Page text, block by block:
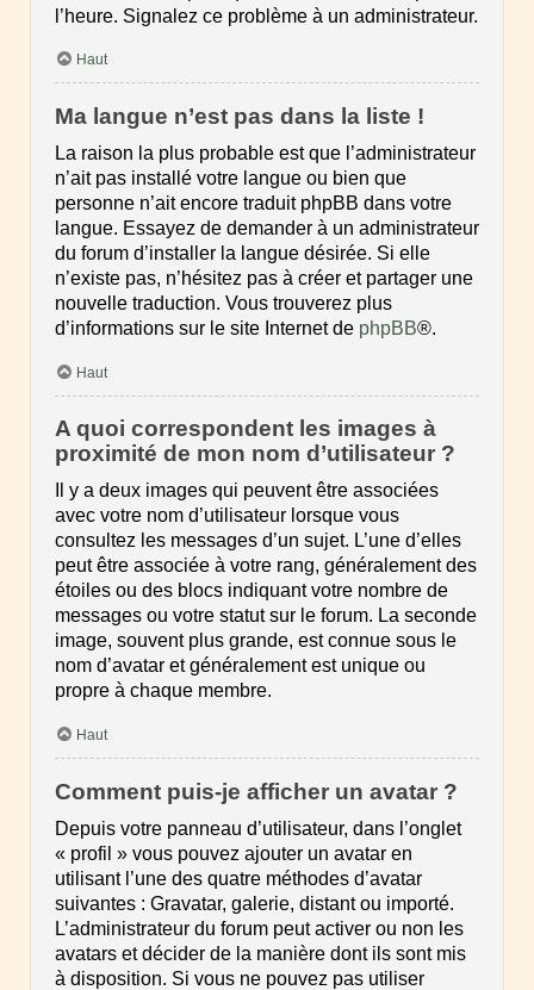
l’heure. Signalez ce problème à un administrateur.
Haut
Ma langue n’est pas dans la liste !
La raison la plus probable est que l’administrateur
n’ait pas installé votre langue ou bien que
personne n’ait encore traduit phpBB dans votre
langue. Essayez de demander à un administrateur
du forum d’installer la langue désirée. Si elle
n’existe pas, n’hésitez pas à créer et partager une
nouvelle traduction. Vous trouverez plus
d’informations sur le site Internet de phpBB®.
Haut
A quoi correspondent les images à
proximité de mon nom d’utilisateur ?
Il y a deux images qui peuvent être associées
avec votre nom d’utilisateur lorsque vous
consultez les messages d’un sujet. L’une d’elles
peut être associée à votre rang, généralement des
étoiles ou des blocs indiquant votre nombre de
messages ou votre statut sur le forum. La seconde
image, souvent plus grande, est connue sous le
nom d’avatar et généralement est unique ou
propre à chaque membre.
Haut
Comment puis-je afficher un avatar ?
Depuis votre panneau d’utilisateur, dans l’onglet
« profil » vous pouvez ajouter un avatar en
utilisant l’une des quatre méthodes d’avatar
suivantes : Gravatar, galerie, distant ou importé.
L’administrateur du forum peut activer ou non les
avatars et décider de la manière dont ils sont mis
à disposition. Si vous ne pouvez pas utiliser